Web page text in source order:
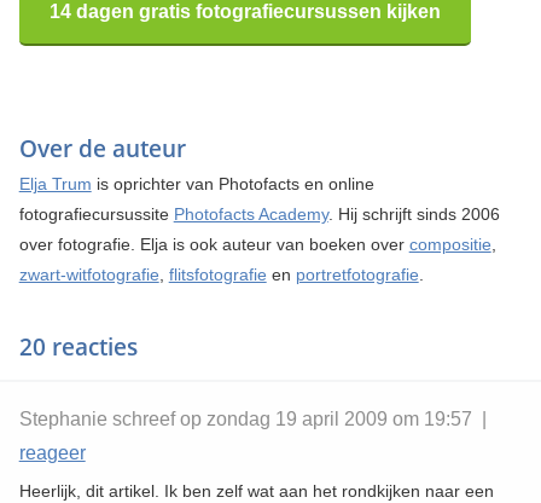
14 dagen gratis fotografiecursussen kijken
Over de auteur
Elja Trum is oprichter van Photofacts en online
fotografiecursussite Photofacts Academy. Hij schrijft sinds 2006
over fotografie. Elja is ook auteur van boeken over compositie,
zwart-witfotografie, flitsfotografie en portretfotografie.
20 reacties
Stephanie schreef op zondag 19 april 2009 om 19:57 |
reageer
Heerlijk, dit artikel. Ik ben zelf wat aan het rondkijken naar een